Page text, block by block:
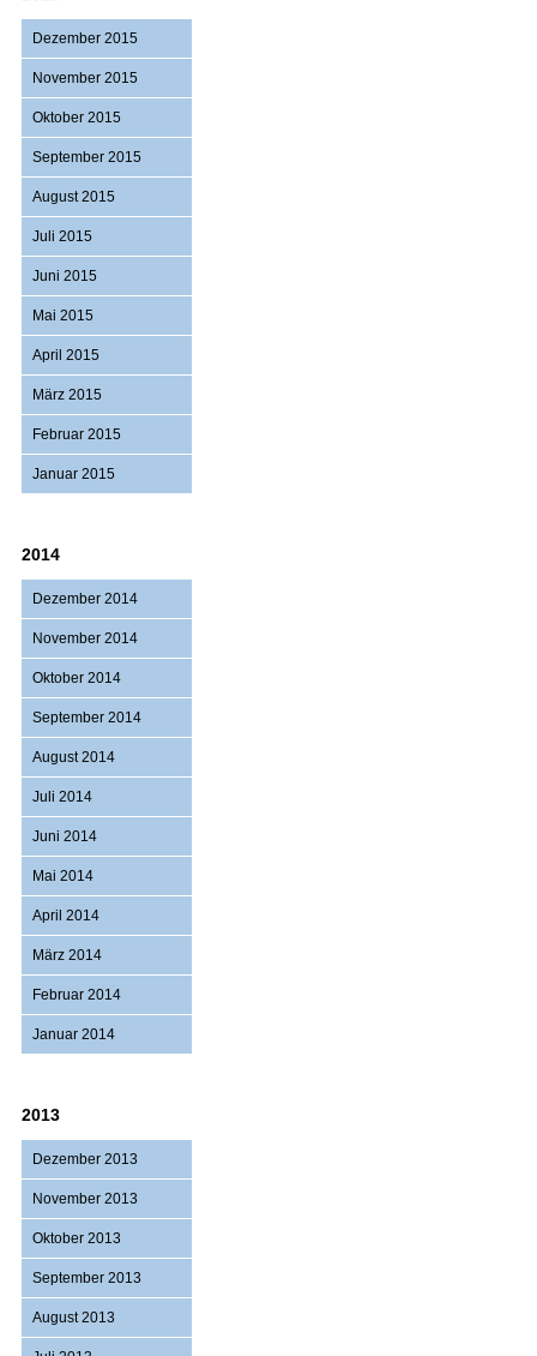
Dezember 2015
November 2015
Oktober 2015
September 2015
August 2015
Juli 2015
Juni 2015
Mai 2015
April 2015
März 2015
Februar 2015
Januar 2015
2014
Dezember 2014
November 2014
Oktober 2014
September 2014
August 2014
Juli 2014
Juni 2014
Mai 2014
April 2014
März 2014
Februar 2014
Januar 2014
2013
Dezember 2013
November 2013
Oktober 2013
September 2013
August 2013